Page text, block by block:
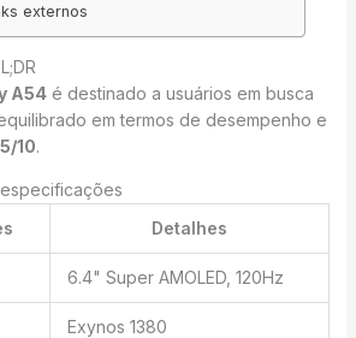
externos
A54é destinado a usuários em busca
em termos de desempenho e
10.
Detalhes
6.4" Super AMOLED, 120Hz
Exynos 1380